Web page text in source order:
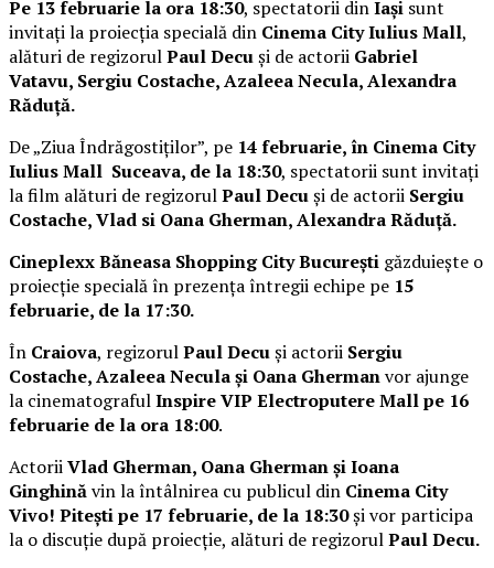
Pe 13 februarie la ora 18:30, spectatorii dinIași sunt
invitați la proiecția specială din Cinema City Iulius Mall,
alături de regizorulPaul Decuși de actorii Gabriel
Vatavu, Sergiu Costache, Azaleea Necula, Alexandra
Răduță.
De „Ziua Îndrăgostiților”, pe 14 februarie, în Cinema City
Iulius Mall Suceava, de la 18:30, spectatorii sunt invitați
la film alături de regizorulPaul Decuși de actorii Sergiu
Costache, Vlad si Oana Gherman, Alexandra Răduță.
Cineplexx Băneasa Shopping City București găzduiește o
proiecție specială în prezența întregii echipe pe 15
februarie, de la 17:30.
În Craiova, regizorulPaul Decuși actorii Sergiu
Costache, Azaleea Necula și Oana Ghermanvor ajunge
la cinematografulInspire VIP Electroputere Mall pe 16
februarie de la ora 18:00.
ActoriiVlad Gherman, Oana Gherman și Ioana
Ginghinăvin la întâlnirea cu publicul din Cinema City
Vivo! Pitești pe 17 februarie, de la 18:30și vor participa
la o discuție după proiecție, alături de regizorulPaul Decu.